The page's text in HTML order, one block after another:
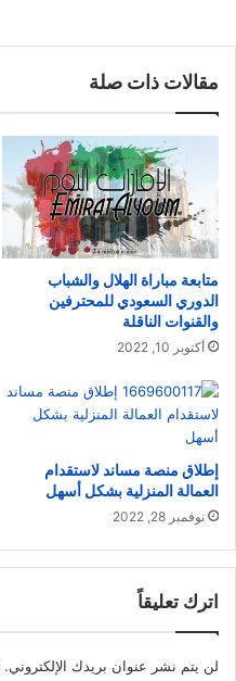
مقالات ذات صلة
متابعة مباراة الهلال والشباب
الدوري السعودي للمحترفين
والقنوات الناقلة
أكتوبر 10, 2022
إطلاق منصة مساند لاستقدام
العمالة المنزلية بشكل أسهل
نوفمبر 28, 2022
اترك تعليقاً
لن يتم نشر عنوان بريدك الإلكتروني.